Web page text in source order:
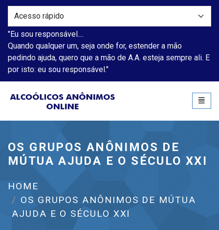
"Eu sou responsável....
Quando qualquer um, seja onde for, estender a mão
pedindo ajuda, quero que a mão de A.A. esteja sempre ali. E
por isto: eu sou responsável."
Alcoólicos AnônimosToggle
OS GRUPOS ANÔNIMOS DE
MÚTUA AJUDA E O SÉCULO XXI
HOME
OS GRUPOS ANÔNIMOS DE MÚTUA
AJUDA E O SÉCULO XXI